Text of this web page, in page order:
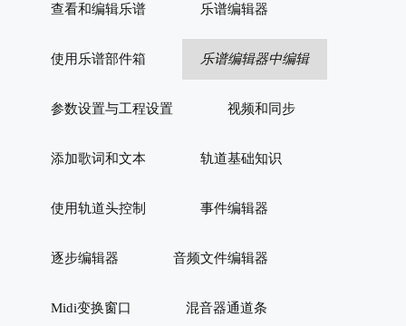
查看和编辑乐谱 乐谱编辑器
使用乐谱部件箱 乐谱编辑器中编辑
参数设置与工程设置 视频和同步
添加歌词和文本 轨道基础知识
使用轨道头控制 事件编辑器
逐步编辑器 音频文件编辑器
Midi变换窗口 混音器通道条